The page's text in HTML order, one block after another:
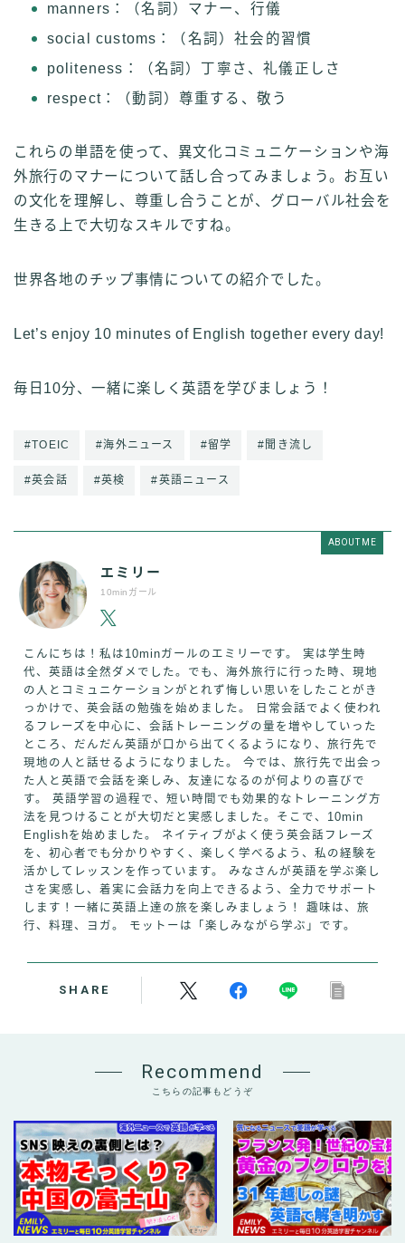
manners：（名詞）マナー、行儀
social customs：（名詞）社会的習慣
politeness：（名詞）丁寧さ、礼儀正しさ
respect：（動詞）尊重する、敬う
これらの単語を使って、異文化コミュニケーションや海
外旅行のマナーについて話し合ってみましょう。お互い
の文化を理解し、尊重し合うことが、グローバル社会を
生きる上で大切なスキルですね。
世界各地のチップ事情についての紹介でした。
Let’s enjoy 10 minutes of English together every day!
毎日10分、一緒に楽しく英語を学びましょう！
#TOEIC #海外ニュース #留学 #聞き流し
#英会話 #英検 #英語ニュース
ABOUT ME
エミリー
10minガール
こんにちは！私は10minガールのエミリーです。 実は学生時
代、英語は全然ダメでした。でも、海外旅行に行った時、現地
の人とコミュニケーションがとれず悔しい思いをしたことがき
っかけで、英会話の勉強を始めました。 日常会話でよく使われ
るフレーズを中心に、会話トレーニングの量を増やしていった
ところ、だんだん英語が口から出てくるようになり、旅行先で
現地の人と話せるようになりました。 今では、旅行先で出会っ
た人と英語で会話を楽しみ、友達になるのが何よりの喜びで
す。 英語学習の過程で、短い時間でも効果的なトレーニング方
法を見つけることが大切だと実感しました。そこで、10min
Englishを始めました。 ネイティブがよく使う英会話フレーズ
を、初心者でも分かりやすく、楽しく学べるよう、私の経験を
活かしてレッスンを作っています。 みなさんが英語を学ぶ楽し
さを実感し、着実に会話力を向上できるよう、全力でサポート
します！一緒に英語上達の旅を楽しみましょう！ 趣味は、旅
行、料理、ヨガ。 モットーは「楽しみながら学ぶ」です。
SHARE
Recommend
こちらの記事もどうぞ